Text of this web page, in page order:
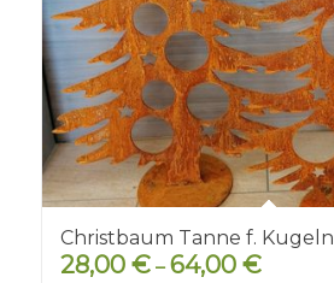
Christbaum Tanne f. Kugeln
28,00 €–64,00 €